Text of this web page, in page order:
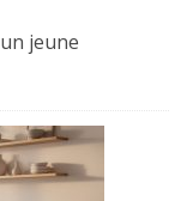
jeune